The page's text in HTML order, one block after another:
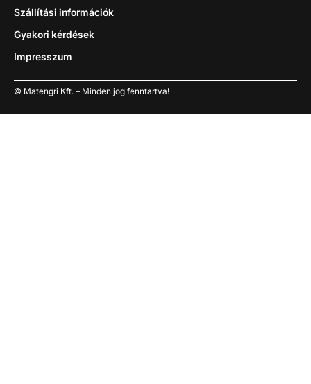
Szállítási információk
Gyakori kérdések
Impresszum
© Matengri Kft. – Minden jog fenntartva!